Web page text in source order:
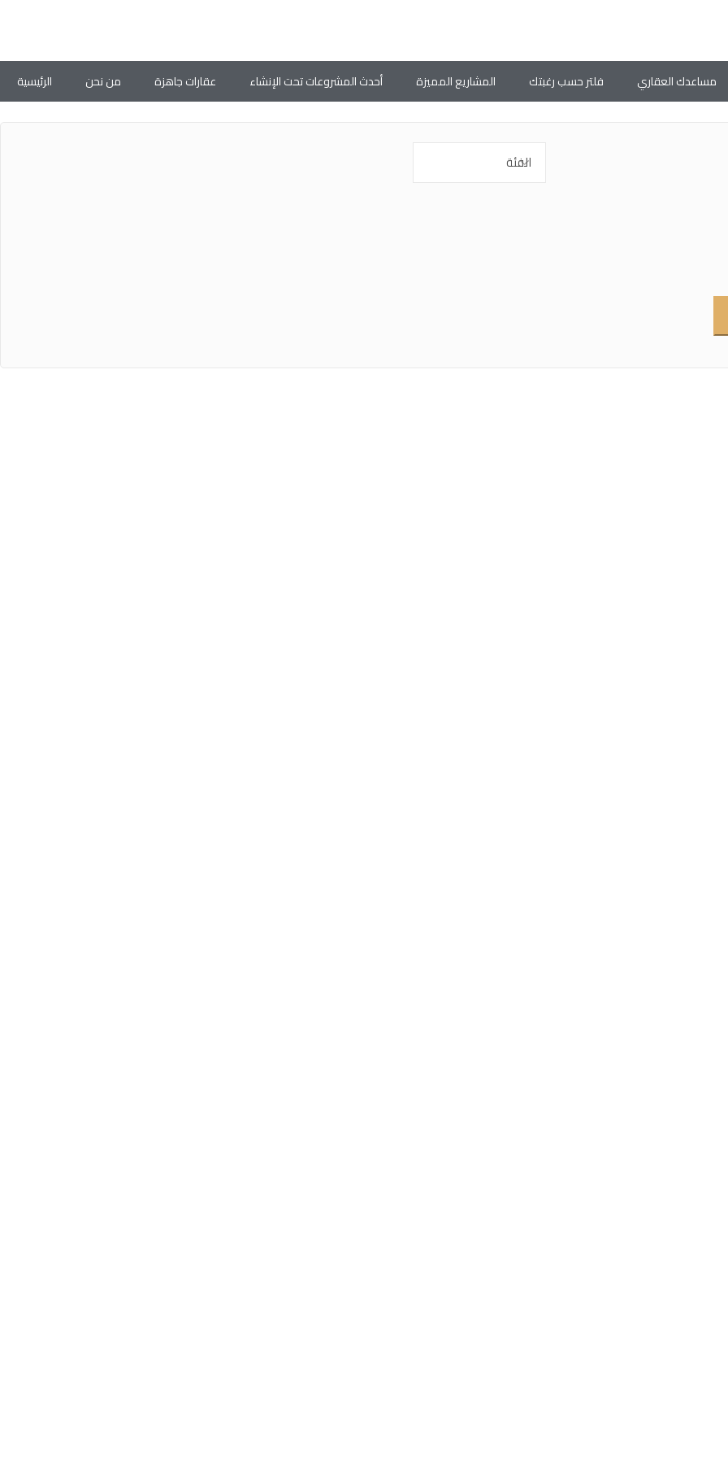
الرئيسية من نحن عقارات جاهزة أحدث المشروعات تحت الإنشاء المشاريع المميزة فلتر حسب رغبتك مساعدك العقاري